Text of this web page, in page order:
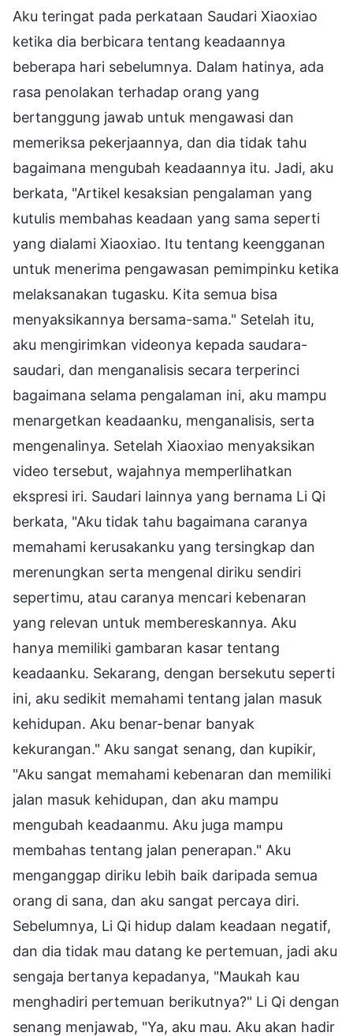
Aku teringat pada perkataan Saudari Xiaoxiao
ketika dia berbicara tentang keadaannya
beberapa hari sebelumnya. Dalam hatinya, ada
rasa penolakan terhadap orang yang
bertanggung jawab untuk mengawasi dan
memeriksa pekerjaannya, dan dia tidak tahu
bagaimana mengubah keadaannya itu. Jadi, aku
berkata, "Artikel kesaksian pengalaman yang
kutulis membahas keadaan yang sama seperti
yang dialami Xiaoxiao. Itu tentang keengganan
untuk menerima pengawasan pemimpinku ketika
melaksanakan tugasku. Kita semua bisa
menyaksikannya bersama-sama." Setelah itu,
aku mengirimkan videonya kepada saudara-
saudari, dan menganalisis secara terperinci
bagaimana selama pengalaman ini, aku mampu
menargetkan keadaanku, menganalisis, serta
mengenalinya. Setelah Xiaoxiao menyaksikan
video tersebut, wajahnya memperlihatkan
ekspresi iri. Saudari lainnya yang bernama Li Qi
berkata, "Aku tidak tahu bagaimana caranya
memahami kerusakanku yang tersingkap dan
merenungkan serta mengenal diriku sendiri
sepertimu, atau caranya mencari kebenaran
yang relevan untuk membereskannya. Aku
hanya memiliki gambaran kasar tentang
keadaanku. Sekarang, dengan bersekutu seperti
ini, aku sedikit memahami tentang jalan masuk
kehidupan. Aku benar-benar banyak
kekurangan." Aku sangat senang, dan kupikir,
"Aku sangat memahami kebenaran dan memiliki
jalan masuk kehidupan, dan aku mampu
mengubah keadaanmu. Aku juga mampu
membahas tentang jalan penerapan." Aku
menganggap diriku lebih baik daripada semua
orang di sana, dan aku sangat percaya diri.
Sebelumnya, Li Qi hidup dalam keadaan negatif,
dan dia tidak mau datang ke pertemuan, jadi aku
sengaja bertanya kepadanya, "Maukah kau
menghadiri pertemuan berikutnya?" Li Qi dengan
senang menjawab, "Ya, aku mau. Aku akan hadir